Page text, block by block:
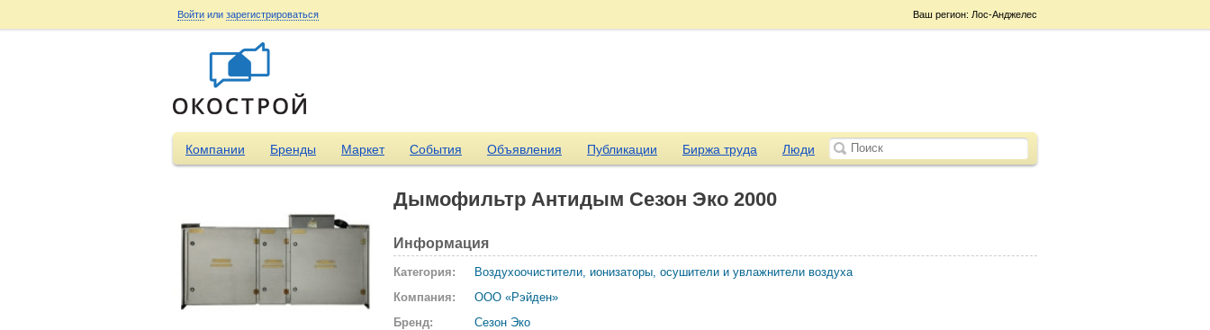
Ваш регион: Лос-Анджелес
Войти или зарегистрироваться
Компании Бренды Маркет События Объявления Публикации Биржа труда Люди
Дымофильтр Антидым Сезон Эко 2000
Информация
Категория:
Воздухоочистители, ионизаторы, осушители и увлажнители воздуха
Компания:
ООО «Рэйден»
Бренд:
Сезон Эко